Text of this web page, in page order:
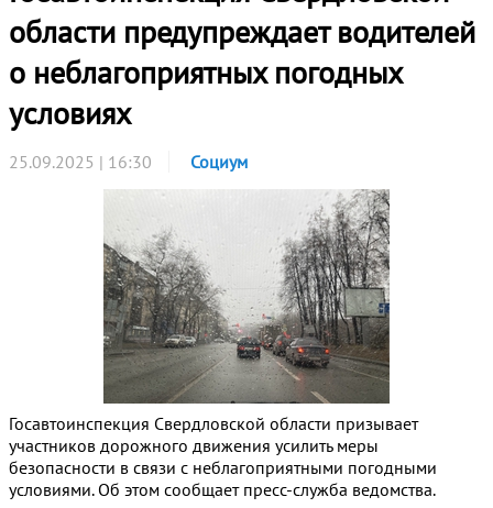
области предупреждает водителей
о неблагоприятных погодных
условиях
25.09.2025 | 16:30 Социум
Госавтоинспекция Свердловской области призывает
участников дорожного движения усилить меры
безопасности в связи с неблагоприятными погодными
условиями. Об этом сообщает пресс-служба ведомства.